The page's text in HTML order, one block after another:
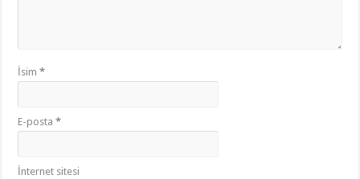
İsim*
E-posta*
İnternet sitesi